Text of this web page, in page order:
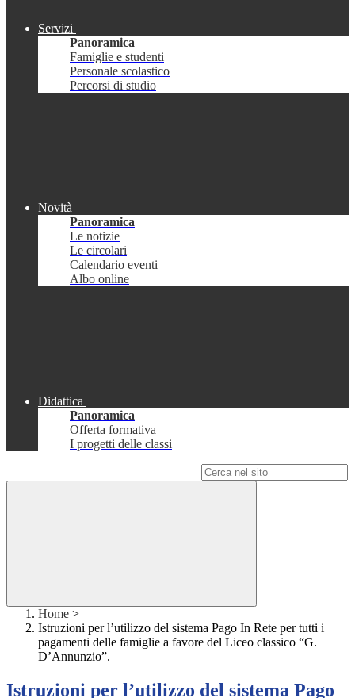
Servizi
Panoramica
Famiglie e studenti
Personale scolastico
Percorsi di studio
Novità
Panoramica
Le notizie
Le circolari
Calendario eventi
Albo online
Didattica
Panoramica
Offerta formativa
I progetti delle classi
Home >
Istruzioni per l’utilizzo del sistema Pago In Rete per tutti i
pagamenti delle famiglie a favore del Liceo classico “G.
D’Annunzio”.
Istruzioni per l’utilizzo del sistema Pago